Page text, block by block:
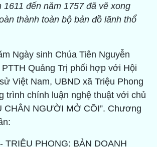
1611 đến năm 1757 đã vẽ xong
thành toàn bộ bản đồ lãnh thổ
Ngày sinh Chúa Tiên Nguyễn
Quảng Trị phối hợp với Hội
Việt Nam, UBND xã Triệu Phong
trình chính luận nghệ thuật với chủ
CHÂN NGƯỜI MỞ CÕI”. Chương
TRIỆU PHONG: BẢN DOANH